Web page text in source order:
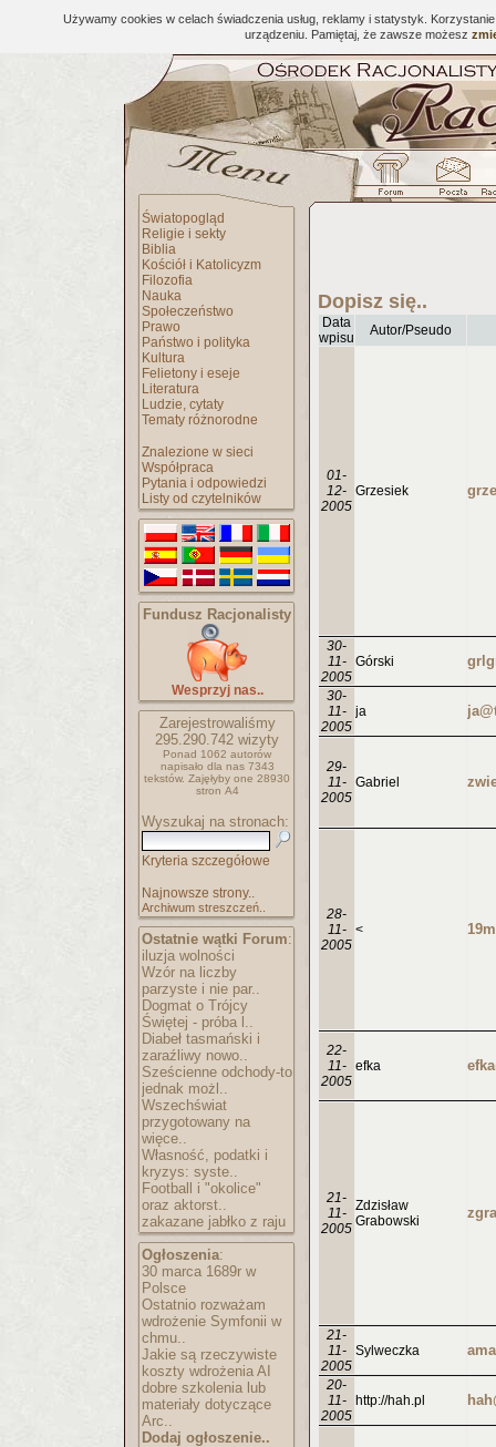
Używamy cookies w celach świadczenia usług, reklamy i statystyk.
urządzeniu. Pamiętaj, że zawsze możesz
Światopogląd
Religie i sekty
Biblia
Kościół i Katolicyzm
Filozofia
Nauka
Społeczeństwo
Prawo
Państwo i polityka
Kultura
Felietony i eseje
Literatura
Ludzie, cytaty
Tematy różnorodne
Znalezione w sieci
Współpraca
Pytania i odpowiedzi
Listy od czytelników
Fundusz Racjonalisty
Wesprzyj nas..
Zarejestrowaliśmy
295.290.742 wizyty
Ponad 1062 autorów
napisało dla nas 7343
tekstów. Zajęłyby one 28930
stron A4
Wyszukaj na stronach:
Kryteria szczegółowe
Najnowsze strony..
Archiwum streszczeń..
Ostatnie wątki Forum:
iluzja wolności
Wzór na liczby
parzyste i nie par..
Dogmat o Trójcy
Świętej - próba l..
Diabeł tasmański i
zaraźliwy nowo..
Sześcienne odchody-to
jednak możl..
Wszechświat
przygotowany na
więce..
Własność, podatki i
kryzys: syste..
Football i "okolice"
oraz aktorst..
zakazane jabłko z raju
Ogłoszenia:
30 marca 1689r w
Polsce
Ostatnio rozważam
wdrożenie Symfonii w
chmu..
Jakie są rzeczywiste
koszty wdrożenia AI
dobre szkolenia lub
materiały dotyczące
Arc..
Dodaj ogłoszenie..
Dopisz się..
Data
wpisu
Autor/Pseudo
01-
12-
2005
Grzesiek
30-
11-
2005
Górski
30-
11-
2005
ja
29-
11-
2005
Gabriel
28-
11-
2005
<
22-
11-
2005
efka
21-
11-
2005
Zdzisław
Grabowski
21-
11-
2005
Sylweczka
20-
11-
2005
http://hah.pl